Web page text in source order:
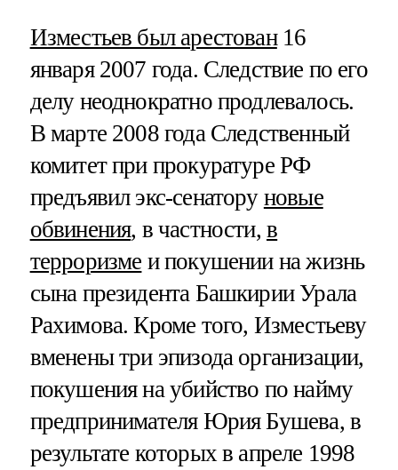
Изместьев был арестован16
января 2007 года. Следствие по его
делу неоднократно продлевалось.
В марте 2008 года Следственный
комитет при прокуратуре РФ
предъявил экс-сенатору новые
обвинения, в частности,в
терроризме и покушении на жизнь
сына президента Башкирии Урала
Рахимова. Кроме того, Изместьеву
вменены три эпизода организации,
покушения на убийство по найму
предпринимателя Юрия Бушева, в
результате которых в апреле 1998